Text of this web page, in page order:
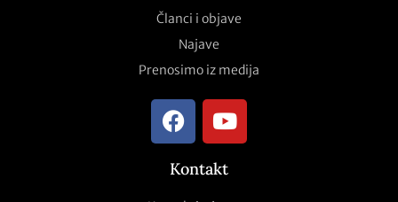
Članci i objave
Najave
Prenosimo iz medija
Kontakt